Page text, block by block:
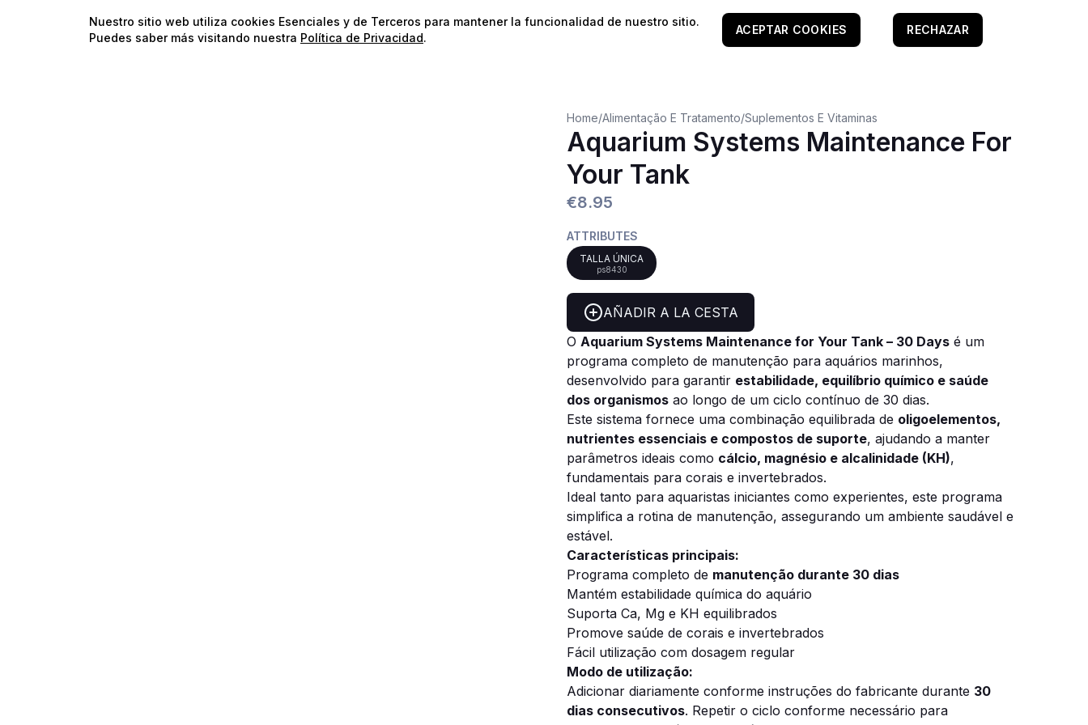
⭐️¡Envíos gratis para pedidos superiores a 60€!*⭐️
Home/Alimentação E Tratamento/Suplementos E Vitaminas
Aquarium Systems Maintenance For
Your Tank
€8.95
ATTRIBUTES
TALLA ÚNICA
ps8430
AÑADIR A LA CESTA
O Aquarium Systems Maintenance for Your Tank – 30 Days é um
programa completo de manutenção para aquários marinhos,
desenvolvido para garantir estabilidade, equilíbrio químico e saúde
dos organismos ao longo de um ciclo contínuo de 30 dias.
Este sistema fornece uma combinação equilibrada de oligoelementos,
nutrientes essenciais e compostos de suporte, ajudando a manter
parâmetros ideais como cálcio, magnésio e alcalinidade (KH),
fundamentais para corais e invertebrados.
Ideal tanto para aquaristas iniciantes como experientes, este programa
simplifica a rotina de manutenção, assegurando um ambiente saudável e
estável.
Características principais:
Programa completo de manutenção durante 30 dias
Mantém estabilidade química do aquário
Suporta Ca, Mg e KH equilibrados
Promove saúde de corais e invertebrados
Fácil utilização com dosagem regular
Modo de utilização:
Adicionar diariamente conforme instruções do fabricante durante 30
dias consecutivos. Repetir o ciclo conforme necessário para
Nuestro sitio web utiliza cookies Esenciales y de Terceros para mantener la funcionalidad de nuestro sitio.
Puedes saber más visitando nuestra Política de Privacidad.
ACEPTAR COOKIES RECHAZAR